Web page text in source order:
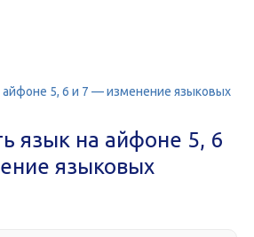
айфоне 5, 6 и 7 — изменение языковых
язык на айфоне 5, 6
языковых